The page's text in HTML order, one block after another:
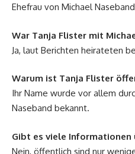
Ehefrau von Michael
War Tanja Flister mit
Ja, laut Berichten heirateten
Warum ist Tanja Flister
Ihr Name wurde vor allem
Naseband bekannt.
Gibt es viele Informationen
Nein, öffentlich sind nur